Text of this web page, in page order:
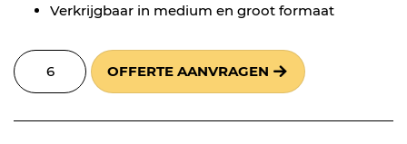
Verkrijgbaar in medium en groot formaat
OFFERTE AANVRAGEN